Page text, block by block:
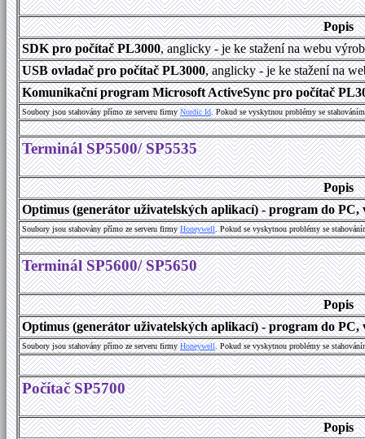
Popis
SDK pro počítač PL3000, anglicky - je ke stažení na webu
USB ovladač pro počítač PL3000, anglicky - je ke stažení na
Komunikační program Microsoft ActiveSync pro počítač
Soubory jsou stahovány přímo ze serveru firmyNordic Id. Pokud se vyskytnou problémy se
Terminál SP5500/ SP5535
Popis
Optimus (generátor uživatelských aplikací) - program do PC,
Soubory jsou stahovány přímo ze serveru firmyHoneywell. Pokud se vyskytnou problémy se
Terminál SP5600/ SP5650
Popis
Optimus (generátor uživatelských aplikací) - program do PC,
Soubory jsou stahovány přímo ze serveru firmyHoneywell. Pokud se vyskytnou problémy se
Počítač SP5700
Popis